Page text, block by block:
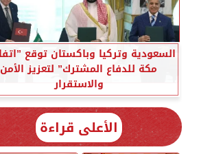
السعودية وتركيا وباكستان توقع
مكة للدفاع المشترك” لتعزيز الأمن
والاستقرار
الأعلى قراءة